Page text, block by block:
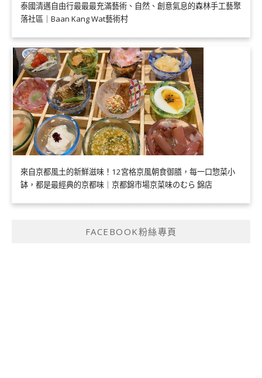
泰國清邁自由行最最最充滿藝術、自然、創意氣息的森林手工藝聚
落社區｜Baan Kang Wat藝術村
來自京都風土的新鮮滋味！12宮格京風朝食御膳，每一口惣菜小
缽，都是最經典的京都味｜京都錦市場京菜味のむら 錦店
FACEBOOK粉絲專頁